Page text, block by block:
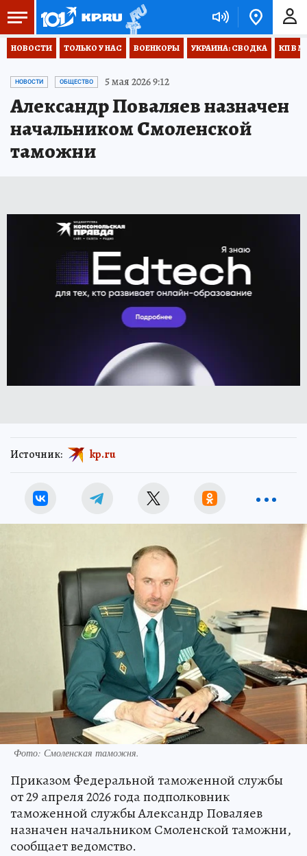
НОВОСТИ ТОЛЬКО У НАС ВОЕНКОРЫ УКРАИНА: СВОДКА КП В
НОВОСТИ ОБЩЕСТВО 5 мая 2026 9:12
Александр Поваляев назначен
начальником Смоленской
таможни
Источник: kp.ru
Фото: Смоленская таможня.
Приказом Федеральной таможенной службы
от 29 апреля 2026 года подполковник
таможенной службы Александр Поваляев
назначен начальником Смоленской таможни,
сообщает ведомство.